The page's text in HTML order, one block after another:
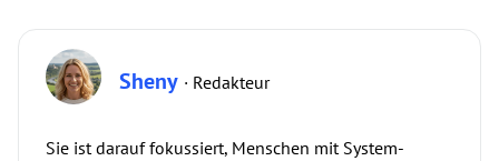
Sheny · Redakteur
Sie ist darauf fokussiert, Menschen mit System-